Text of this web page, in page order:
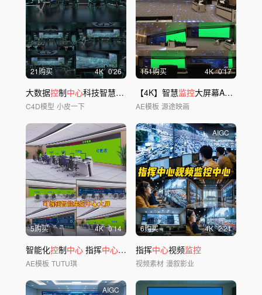
21购买 4K 0'26
大数据控制中心科技智慧虚拟大屏指挥 中心
C4D模型 小皮一下
151购买 4K 0'17
【4K】智慧监控大屏幕AE模板
AE模板 源途映画
5购买 4K 0'14
智能化控制中心 指挥中心数据中心
AE模板 TUTU琪
AIGC
6购买 4K 2'21
指挥中心视频监控
视频素材 漫叙影业
AIGC